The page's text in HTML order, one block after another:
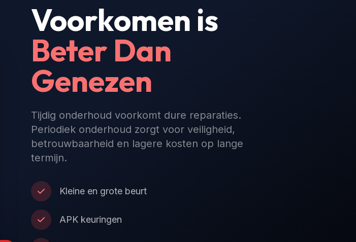
Voorkomen is
Beter Dan
Genezen
Tijdig onderhoud voorkomt dure reparaties.
Periodiek onderhoud zorgt voor veiligheid,
betrouwbaarheid en lagere kosten op lange
termijn.
Kleine en grote beurt
APK keuringen